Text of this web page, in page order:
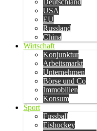
Deutschland
USA
EU
Russland
China
Wirtschaft
Konjunktur
Arbeitsmarkt
Unternehmen
Börse und Co
Immobilien
Konsum
Sport
Fussball
Eishockey